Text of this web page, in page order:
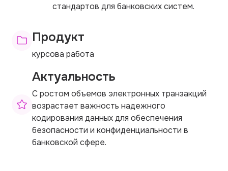
стандартов для банковских систем.
Продукт
курсова работа
Актуальность
С ростом объемов электронных транзакций
возрастает важность надежного
кодирования данных для обеспечения
безопасности и конфиденциальности в
банковской сфере.